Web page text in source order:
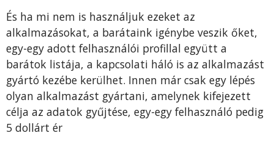
És ha mi nem is használjuk ezeket az
alkalmazásokat, a barátaink igénybe veszik őket,
egy-egy adott felhasználói profillal együtt a
barátok listája, a kapcsolati háló is az alkalmazást
gyártó kezébe kerülhet. Innen már csak egy lépés
olyan alkalmazást gyártani, amelynek kifejezett
célja az adatok gyűjtése, egy-egy felhasználó pedig
5 dollárt ér